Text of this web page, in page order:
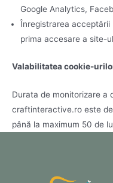
Google Analytics,
Înregistrarea acceptării
prima accesare a site-
Valabilitatea cookie-
Durata de monitorizare a
craftinteractive.ro este
până la maximum 50 de